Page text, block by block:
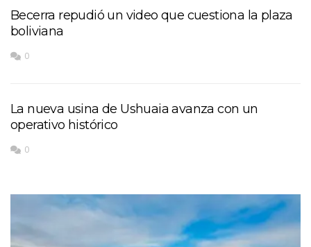
Becerra repudió un video que cuestiona la plaza
boliviana
0
La nueva usina de Ushuaia avanza con un
operativo histórico
0